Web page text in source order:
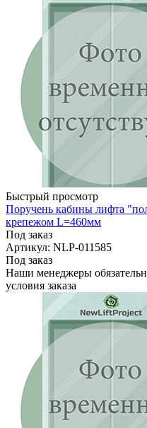
Быстрый просмотр
Поручень кабины лифта
крепежом L=460мм
Под заказ
Артикул: NLP-011585
Под заказ
Наши менеджеры
условия заказа